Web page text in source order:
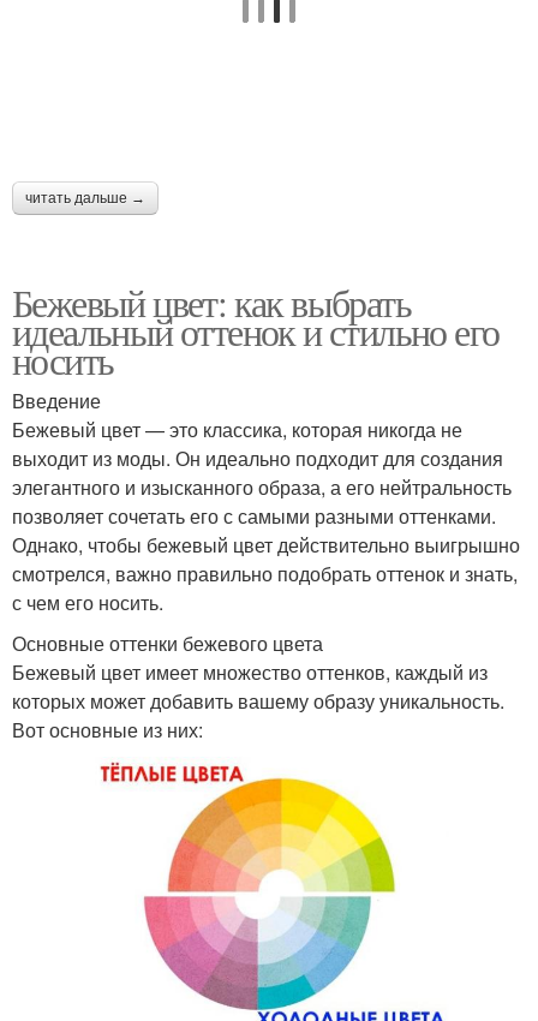
читать дальше →
Бежевый цвет: как выбрать
идеальный оттенок и стильно его
носить
Введение
Бежевый цвет — это классика, которая никогда не
выходит из моды. Он идеально подходит для создания
элегантного и изысканного образа, а его нейтральность
позволяет сочетать его с самыми разными оттенками.
Однако, чтобы бежевый цвет действительно выигрышно
смотрелся, важно правильно подобрать оттенок и знать,
с чем его носить.
Основные оттенки бежевого цвета
Бежевый цвет имеет множество оттенков, каждый из
которых может добавить вашему образу уникальность.
Вот основные из них: